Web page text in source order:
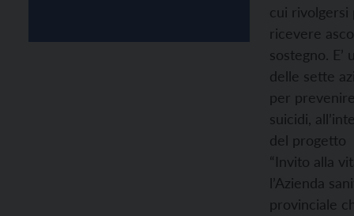
cui rivolgersi
ricevere
sostegno. E’
delle sette
per
suicidi,
del progetto
“Invito alla
l’Azienda
provinciale